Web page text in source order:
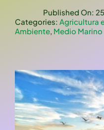
Published On:
Categories: Agricultura
Ambiente, Medio Marino